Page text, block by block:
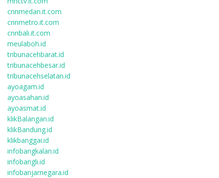
cnnmedan.it.com
cnnmetro.it.com
cnnbali.it.com
meulaboh.id
tribunacehbarat.id
tribunacehbesar.id
tribunacehselatan.id
ayoagam.id
ayoasahan.id
ayoasmat.id
klikBalangan.id
klikBandung.id
klikbanggai.id
infobangkalan.id
infobangli.id
infobanjarnegara.id